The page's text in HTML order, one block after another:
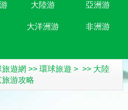
大陸游 亞洲游
大洋洲游 非洲游
旅遊網 >> 環球旅遊 > >> 大陸
旅游攻略